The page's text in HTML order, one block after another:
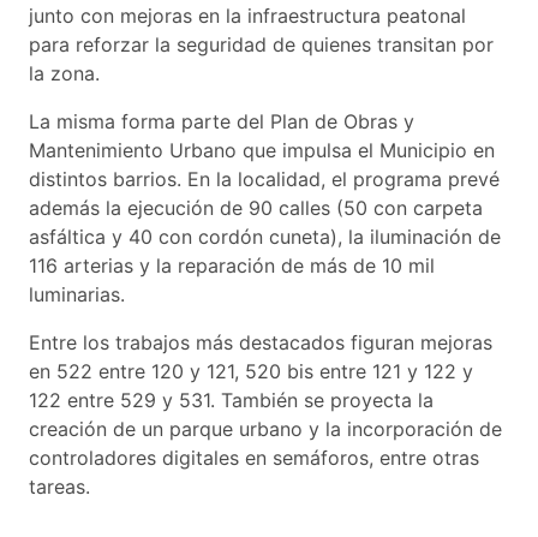
junto con mejoras en la infraestructura peatonal
para reforzar la seguridad de quienes transitan por
la zona.
La misma forma parte del Plan de Obras y
Mantenimiento Urbano que impulsa el Municipio en
distintos barrios. En la localidad, el programa prevé
además la ejecución de 90 calles (50 con carpeta
asfáltica y 40 con cordón cuneta), la iluminación de
116 arterias y la reparación de más de 10 mil
luminarias.
Entre los trabajos más destacados figuran mejoras
en 522 entre 120 y 121, 520 bis entre 121 y 122 y
122 entre 529 y 531. También se proyecta la
creación de un parque urbano y la incorporación de
controladores digitales en semáforos, entre otras
tareas.